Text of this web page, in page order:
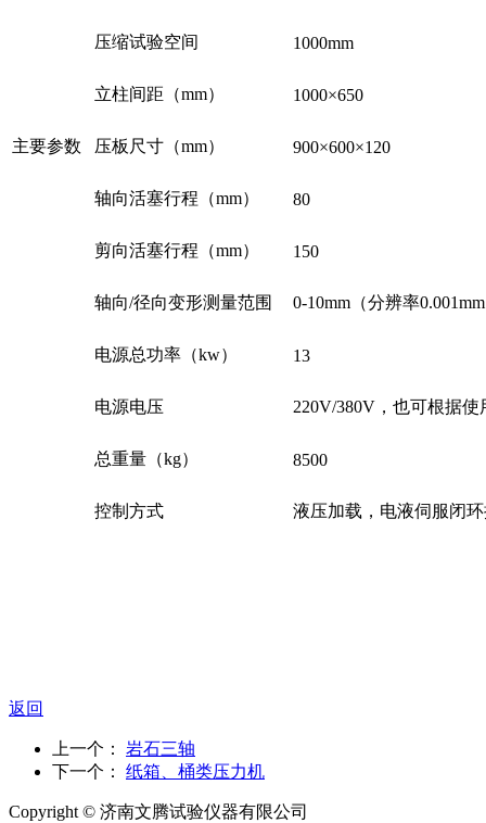
主要参数
压缩试验空间 1000mm
立柱间距（mm） 1000×650
压板尺寸（mm） 900×600×120
轴向活塞行程（mm） 80
剪向活塞行程（mm） 150
轴向/径向变形测量范围 0-10mm（分辨率
电源总功率（kw） 13
电源电压 220V/380V，也可根据
总重量（kg） 8500
控制方式 液压加载，电液伺服闭
返回
上一个： 岩石三轴
下一个： 纸箱、桶类压力机
Copyright © 济南文腾试验仪器有限公司